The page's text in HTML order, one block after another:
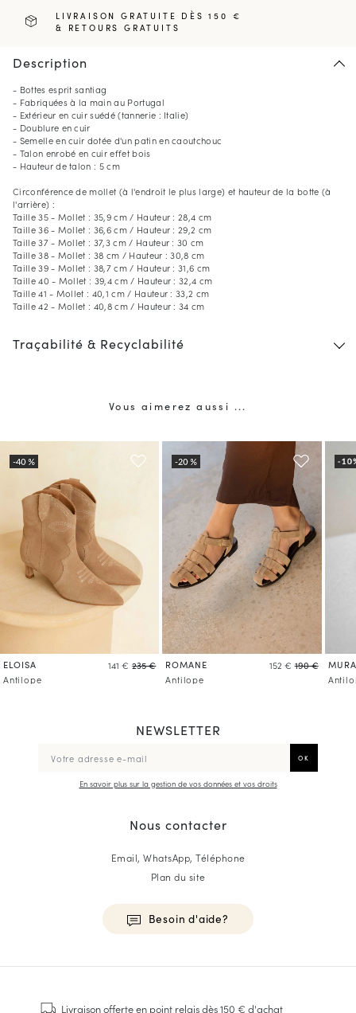
LIVRAISON GRATUITE DÈS 150 €
& RETOURS GRATUITS
Description
- Bottes esprit santiag
- Fabriquées à la main au Portugal
- Extérieur en cuir suédé (tannerie : Italie)
- Doublure en cuir
- Semelle en cuir dotée d'un patin en caoutchouc
- Talon enrobé en cuir effet bois
- Hauteur de talon : 5 cm
Circonférence de mollet (à l'endroit le plus large) et hauteur de la botte (à
l'arrière) :
Taille 35 - Mollet : 35,9 cm / Hauteur : 28,4 cm
Taille 36 - Mollet : 36,6 cm / Hauteur : 29,2 cm
Taille 37 - Mollet : 37,3 cm / Hauteur : 30 cm
Taille 38 - Mollet : 38 cm / Hauteur : 30,8 cm
Taille 39 - Mollet : 38,7 cm / Hauteur : 31,6 cm
Taille 40 - Mollet : 39,4 cm / Hauteur : 32,4 cm
Taille 41 - Mollet : 40,1 cm / Hauteur : 33,2 cm
Taille 42 - Mollet : 40,8 cm / Hauteur : 34 cm
Traçabilité & Recyclabilité
Vous aimerez aussi ...
ELOISA 141 € 235 €
Antilope
ROMANE 152 € 190 €
Antilope
NEWSLETTER
En savoir plus sur la gestion de vos données et vos droits
Nous contacter
Email, WhatsApp, Téléphone
Plan du site
Besoin d'aide?
BasketsLivraison offerteen point relais dès 150 € d'achat